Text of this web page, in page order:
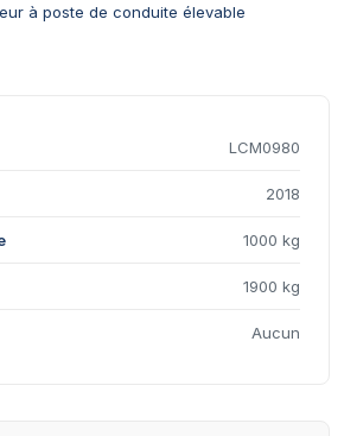
à poste de conduite élevable
LCM0980
2018
1000 kg
1900 kg
Aucun